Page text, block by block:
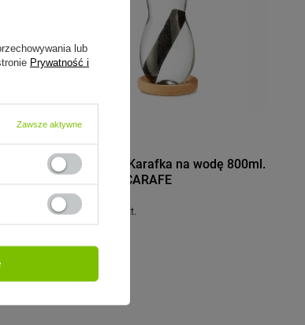
Black+Blum Karafka na wodę 800ml.
PERSONAL CARAFE
169,00 zł szt.
lub
Prywatność i
Zawsze aktywne